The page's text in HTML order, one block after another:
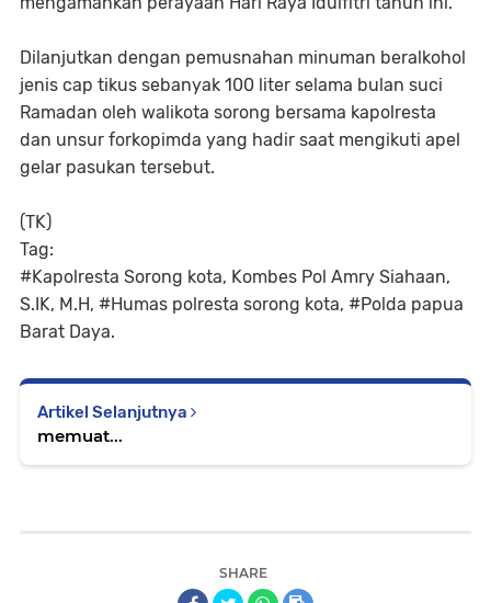
Dilanjutkan dengan pemusnahan minuman beralkohol
jenis cap tikus sebanyak 100 liter selama bulan suci
Ramadan oleh walikota sorong bersama kapolresta
dan unsur forkopimda yang hadir saat mengikuti apel
gelar pasukan tersebut.
(TK)
Tag:
#Kapolresta Sorong kota, Kombes Pol Amry Siahaan,
S.IK, M.H, #Humas polresta sorong kota, #Polda papua
Barat Daya.
Artikel Selanjutnya
memuat...
SHARE